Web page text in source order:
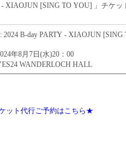
- XIAOJUN [SING TO YOU] 」チケッ
2024 B-day PARTY - XIAOJUN [SING
年8月7日(水)20：00
WANDERLOCH HALL
ット代行ご予約はこちら★